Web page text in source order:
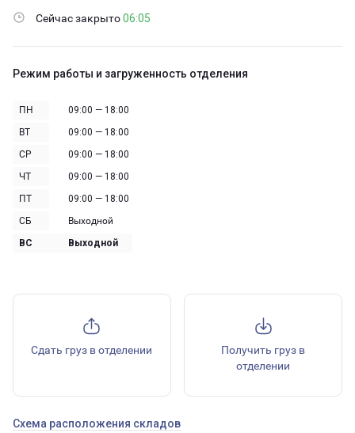
Сейчас закрыто06:05
Режим работы и загруженность отделения
ПН
09:00 — 18:00
ВТ
09:00 — 18:00
СР
09:00 — 18:00
ЧТ
09:00 — 18:00
ПТ
09:00 — 18:00
СБ
Выходной
ВС
Выходной
Сдать груз в отделении
Получить груз в
отделении
Схема расположения складов